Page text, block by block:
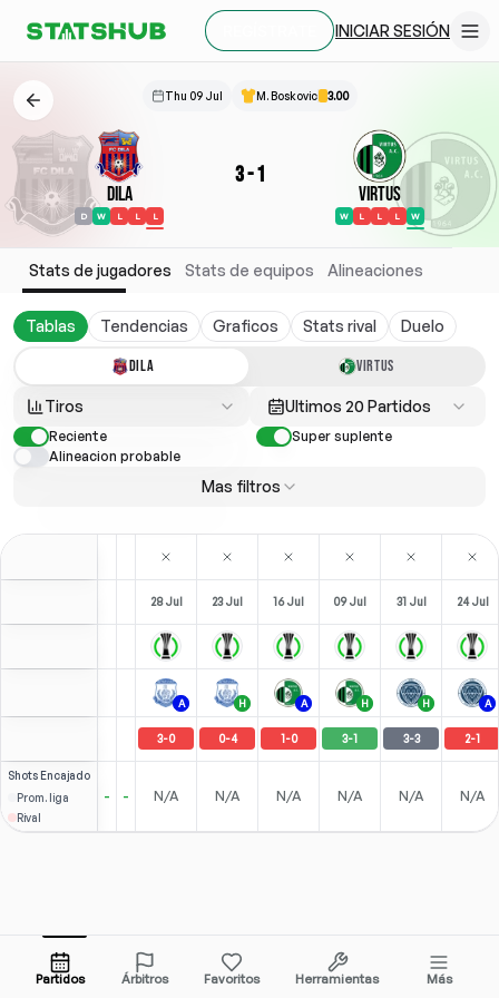
INICIAR SESIÓN
Thu 09 Jul M. Boskovic 3.00
Dila
D W L L L
3-1
Virtus
W L L L W
Stats de jugadores Stats de equipos Alineaciones
Tablas Tendencias Graficos Stats rival Duelo
DILA VIRTUS
Tiros Ultimos 20 Partidos
Reciente
Super suplente
Alineacion probable
Mas filtros
28 Jul 23 Jul 16 Jul 09 Jul 31 Jul 24 Jul
A H A H H A
3-0 0-4 1-0 3-1 3-3 2-1
Shots Encajado
Prom. liga
Rival
- - N/A N/A N/A N/A N/A N/A
Herramientas y Funciones Ligas Populares
Partidos Árbitros Favoritos Herramientas Más